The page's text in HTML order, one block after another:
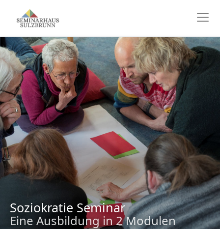
Soziokratie Seminar
Eine Ausbildung in 2 Modulen